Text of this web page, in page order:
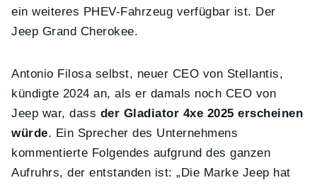
ein weiteres PHEV-Fahrzeug verfügbar ist. Der
Jeep Grand Cherokee.
Antonio Filosa selbst, neuer CEO von Stellantis,
kündigte 2024 an, als er damals noch CEO von
Jeep war, dass der Gladiator 4xe 2025 erscheinen
würde. Ein Sprecher des Unternehmens
kommentierte Folgendes aufgrund des ganzen
Aufruhrs, der entstanden ist: „Die Marke Jeep hat